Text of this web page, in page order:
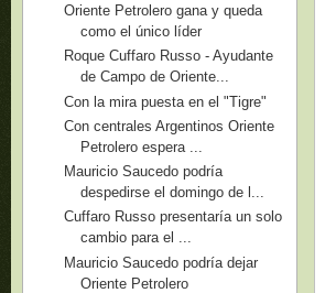
Oriente Petrolero gana y queda
como el único líder
Roque Cuffaro Russo - Ayudante
de Campo de Oriente...
Con la mira puesta en el "Tigre"
Con centrales Argentinos Oriente
Petrolero espera ...
Mauricio Saucedo podría
despedirse el domingo de l...
Cuffaro Russo presentaría un solo
cambio para el ...
Mauricio Saucedo podría dejar
Oriente Petrolero